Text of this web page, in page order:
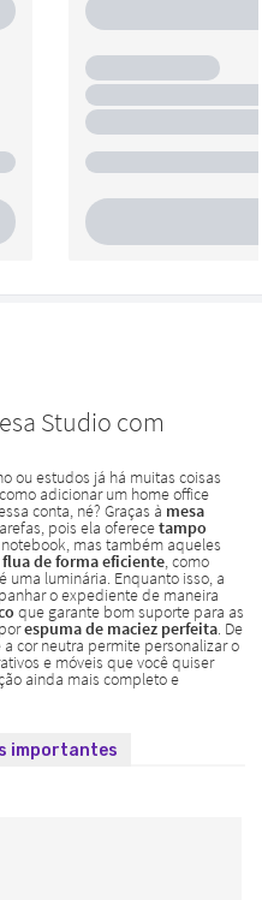
importantes